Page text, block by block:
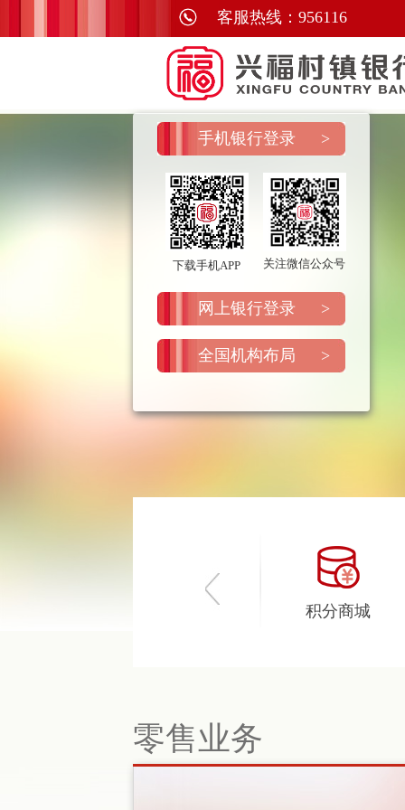
手机银行登录 >
下载手机APP 关注微信公众号
网上银行登录 >
全国机构布局 >
兴福银行卡 积分商城
零售业务